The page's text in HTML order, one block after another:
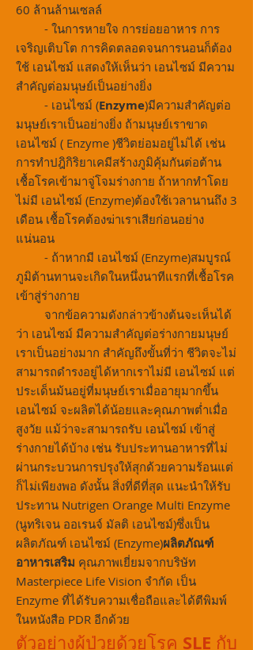
60 ล้านล้านเซลล์
- ในการหายใจ การย่อยอาหาร การ
เจริญเติบโต การคิดตลอดจนการนอนก็ต้อง
ใช้ เอนไซม์ แสดงให้เห็นว่า เอนไซม์ มีความ
สำคัญต่อมนุษย์เป็นอย่างยิ่ง
- เอนไซม์ (Enzyme)มีความสำคัญต่อ
มนุษย์เราเป็นอย่างยิ่ง ถ้ามนุษย์เราขาด
เอนไซม์ ( Enzyme )ชีวิตย่อมอยู่ไม่ได้ เช่น
การทำปฎิกิริยาเคมีสร้างภูมิคุ้มกันต่อต้าน
เชื้อโรคเข้ามาจู่โจมร่างกาย ถ้าหากทำโดย
ไม่มี เอนไซม์ (Enzyme)ต้องใช้เวลานานถึง 3
เดือน เชื้อโรคต้องฆ่าเราเสียก่อนอย่าง
แน่นอน
- ถ้าหากมี เอนไซม์ (Enzyme)สมบูรณ์
ภูมิต้านทานจะเกิดในหนึ่งนาทีแรกที่เชื้อโรค
เข้าสู่ร่างกาย
จากข้อความดังกล่าวข้างต้นจะเห็นได้
ว่า เอนไซม์ มีความสำคัญต่อร่างกายมนุษย์
เราเป็นอย่างมาก สำคัญถึงขั้นที่ว่า ชีวิตจะไม่
สามารถดำรงอยู่ได้หากเราไม่มี เอนไซม์ แต่
ประเด็นม้นอยู่ที่มนุษย์เราเมื่ออายุมากขึ้น
เอนไซม์ จะผลิตได้น้อยและคุณภาพต่ำเมื่อ
สูงวัย แม้ว่าจะสามารถรับ เอนไซม์ เข้าสู่
ร่างกายได้บ้าง เช่น รับประทานอาหารที่ไม่
ผ่านกระบวนการปรุงให้สุกด้วยความร้อนแต่
ก็ไม่เพียงพอ ดังนั้น สิ่งที่ดีที่สุด แนะนำให้รับ
ประทาน Nutrigen Orange Multi Enzyme
(นูทริเจน ออเรนจ์ มัลติ เอนไซม์)ซึ่งเป็น
ผลิตภัณฑ์ เอนไซม์ (Enzyme)ผลิตภัณฑ์
อาหารเสริม คุณภาพเยี่ยมจากบริษัท
Masterpiece Life Vision จำกัด เป็น
Enzyme ที่ได้รับความเชื่อถือและได้ตีพิมพ์
ในหนังสือ PDR อีกด้วย
ตัวอย่างผู้ป่วยด้วยโรค SLE กับ